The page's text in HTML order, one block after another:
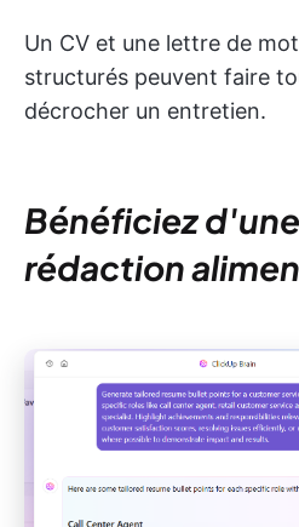
Un CV et une lettre de
structurés peuvent faire
décrocher un entretien.
Bénéficiez
rédaction